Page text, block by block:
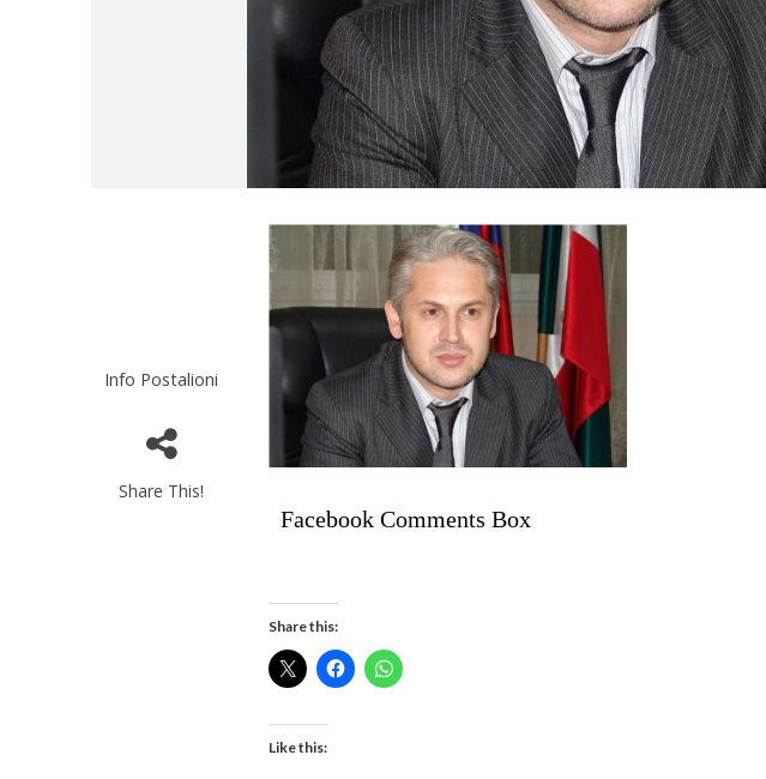
Info Postalioni
Share This!
Facebook Comments Box
Share this:
Like this: